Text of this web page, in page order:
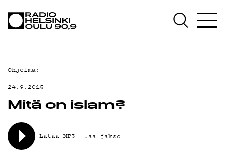
AJANKOHTAISTA
TEKIJÄT
ON-DEMAND
PODCAST
MAINOSTA
Ohjelma:
24.9.2015
Mitä on islam?
Lataa MP3 Jaa jakso